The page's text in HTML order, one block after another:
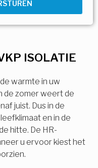
ISOLATIE
warmte in uw
de zomer weert de
juist. Dus in de
en in de
hitte. De HR-
u ervoor kiest het